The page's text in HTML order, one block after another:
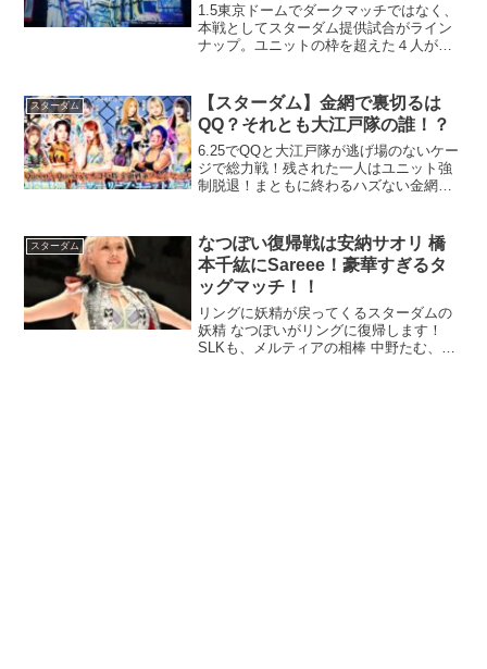
1.5東京ドームでダークマッチではなく、
本戦としてスターダム提供試合がライン
ナップ。ユニットの枠を超えた４人が激
スターダム
【スターダム】金網で裏切るは
QQ？それとも大江戸隊の誰！？
6.25でQQと大江戸隊が逃げ場のないケー
ジで総力戦！残された一人はユニット強
制脱退！まともに終わるハズない金網マ
スターダム
なつぽい復帰戦は安納サオリ 橋
本千紘にSareee！豪華すぎるタ
ッグマッチ！！
リングに妖精が戻ってくるスターダムの
妖精 なつぽいがリングに復帰します！
SLKも、メルティアの相棒 中野たむ、そ